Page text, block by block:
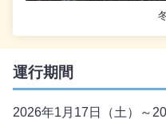
運行期間
2026年1月17日（土）～